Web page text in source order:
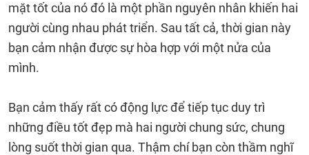
mặt tốt của nó đó là một phần nguyên nhân khiến hai
người cùng nhau phát triển. Sau tất cả, thời gian này
bạn cảm nhận được sự hòa hợp với một nửa của
mình.
Bạn cảm thấy rất có động lực để tiếp tục duy trì
những điều tốt đẹp mà hai người chung sức, chung
lòng suốt thời gian qua. Thậm chí bạn còn thầm nghĩ